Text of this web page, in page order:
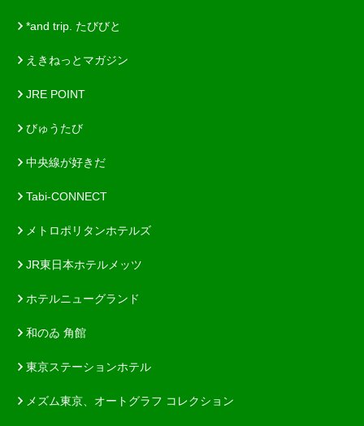
*and trip. たびびと
えきねっとマガジン
JRE POINT
びゅうたび
中央線が好きだ
Tabi-CONNECT
メトロポリタンホテルズ
JR東日本ホテルメッツ
ホテルニューグランド
和のゐ 角館
東京ステーションホテル
メズム東京、オートグラフ コレクション